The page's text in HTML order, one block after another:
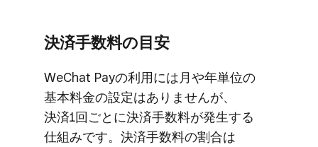
決済手数料の​目安
WeChat Payの​利用には​月や年単位の​
基本料金の​設定は​ありませんが、​
決済1回ごとに​決済手数料が​発生する​
仕組みです。​決済手数料の​割合は​